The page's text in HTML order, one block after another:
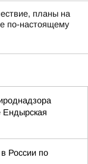
планы на
по-настоящему
Ендырская
России по